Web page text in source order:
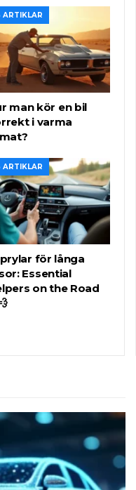
ARTIKLAR
man kör en bil
i varma
ARTIKLAR
för långa
Essential
on the Road